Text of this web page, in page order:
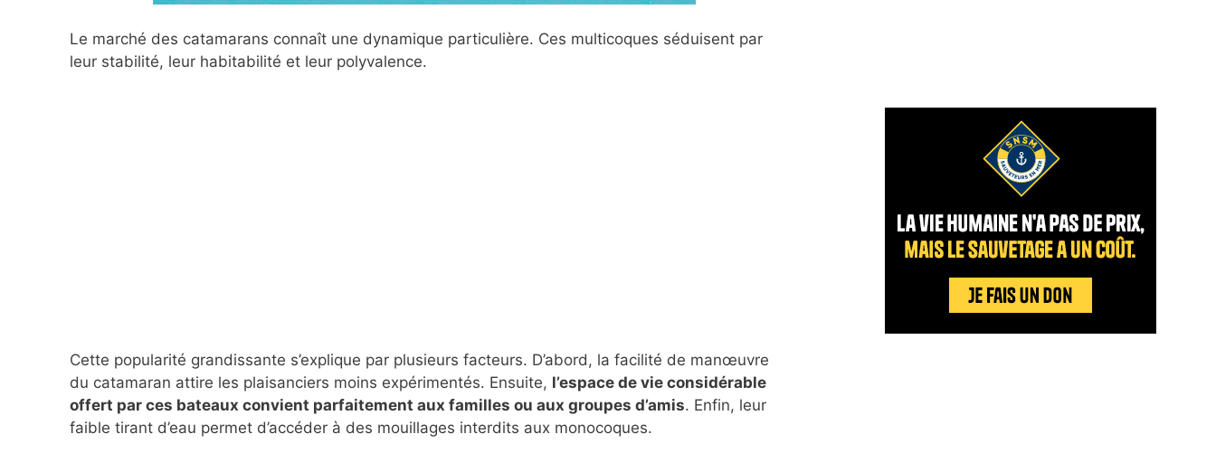
Le marché des catamarans connaît une dynamique particulière. Ces multicoques séduisent par
leur stabilité, leur habitabilité et leur polyvalence.
Cette popularité grandissante s’explique par plusieurs facteurs. D’abord, la facilité de manœuvre
du catamaran attire les plaisanciers moins expérimentés. Ensuite, l’espace de vie considérable
offert par ces bateaux convient parfaitement aux familles ou aux groupes d’amis. Enfin, leur
faible tirant d’eau permet d’accéder à des mouillages interdits aux monocoques.